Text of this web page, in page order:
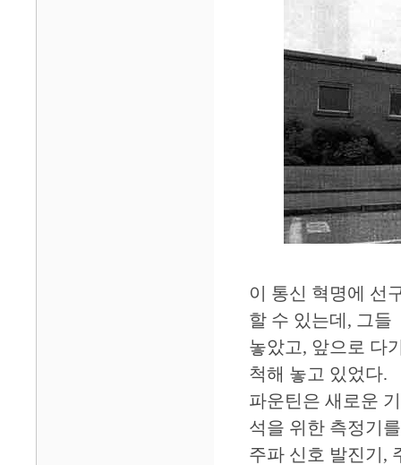
이 통신 혁명에 선
할 수 있는데, 그
놓았고, 앞으로 다
척해 놓고 있었다.
파운틴은 새로운
석을 위한 측정기
주파 신호 발진기,